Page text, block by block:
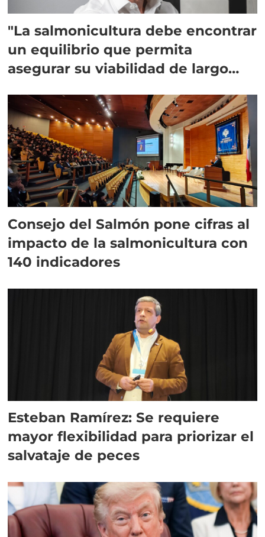
"La salmonicultura debe encontrar
un equilibrio que permita
asegurar su viabilidad de largo
Consejo del Salmón pone cifras al
impacto de la salmonicultura con
140 indicadores
Esteban Ramírez: Se requiere
mayor flexibilidad para priorizar el
salvataje de peces